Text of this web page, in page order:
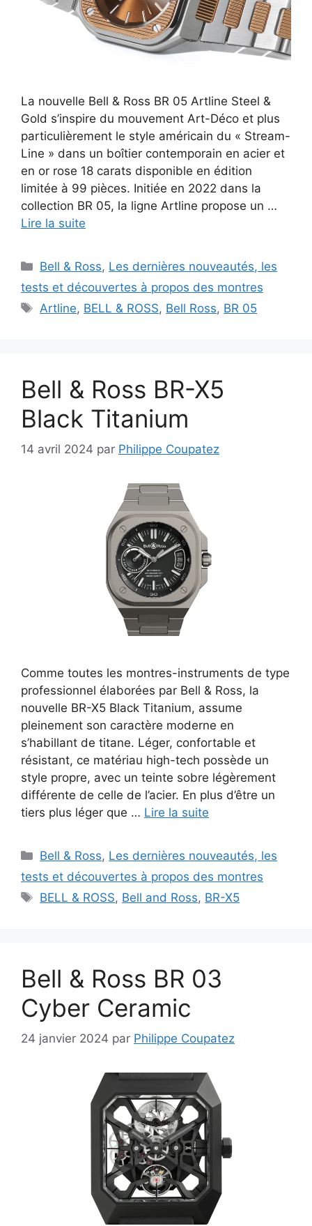
La nouvelle Bell & Ross BR 05 Artline Steel &
Gold s’inspire du mouvement Art-Déco et plus
particulièrement le style américain du « Stream-
Line » dans un boîtier contemporain en acier et
en or rose 18 carats disponible en édition
limitée à 99 pièces. Initiée en 2022 dans la
collection BR 05, la ligne Artline propose un …
Lire la suite
Catégories
Bell & Ross, Les dernières nouveautés, les
tests et découvertes à propos des montres
Étiquettes
Artline, BELL & ROSS, Bell Ross, BR 05
Bell & Ross BR-X5
Black Titanium
14 avril 2024 par Philippe Coupatez
Comme toutes les montres-instruments de type
professionnel élaborées par Bell & Ross, la
nouvelle BR-X5 Black Titanium, assume
pleinement son caractère moderne en
s’habillant de titane. Léger, confortable et
résistant, ce matériau high-tech possède un
style propre, avec un teinte sobre légèrement
différente de celle de l’acier. En plus d’être un
tiers plus léger que … Lire la suite
Catégories
Bell & Ross, Les dernières nouveautés, les
tests et découvertes à propos des montres
Étiquettes
BELL & ROSS, Bell and Ross, BR-X5
Bell & Ross BR 03
Cyber Ceramic
24 janvier 2024 par Philippe Coupatez